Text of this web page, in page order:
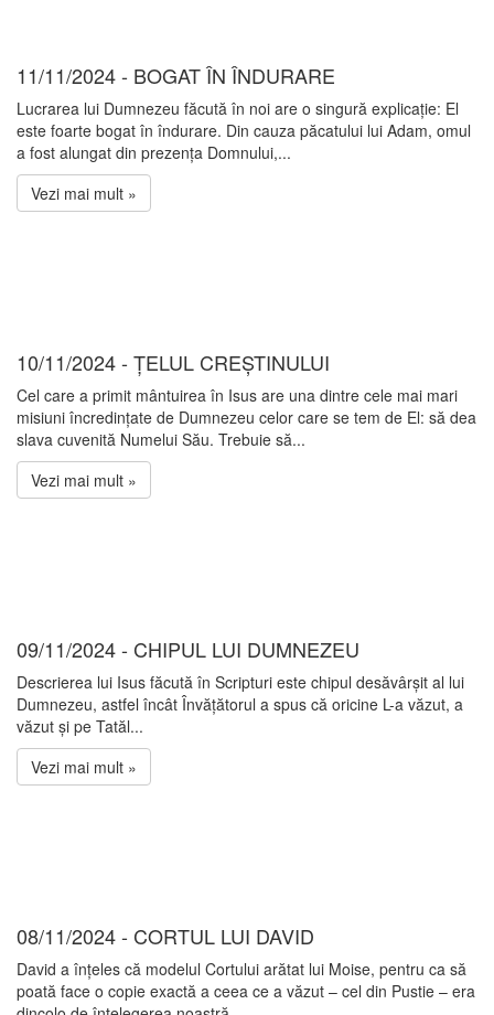
11/11/2024 - BOGAT ÎN ÎNDURARE
Lucrarea lui Dumnezeu făcută în noi are o singură explicație: El
este foarte bogat în îndurare. Din cauza păcatului lui Adam, omul
a fost alungat din prezența Domnului,...
Vezi mai mult »
10/11/2024 - ȚELUL CREȘTINULUI
Cel care a primit mântuirea în Isus are una dintre cele mai mari
misiuni încredințate de Dumnezeu celor care se tem de El: să dea
slava cuvenită Numelui Său. Trebuie să...
Vezi mai mult »
09/11/2024 - CHIPUL LUI DUMNEZEU
Descrierea lui Isus făcută în Scripturi este chipul desăvârșit al lui
Dumnezeu, astfel încât Învățătorul a spus că oricine L-a văzut, a
văzut și pe Tatăl...
Vezi mai mult »
08/11/2024 - CORTUL LUI DAVID
David a înțeles că modelul Cortului arătat lui Moise, pentru ca să
poată face o copie exactă a ceea ce a văzut – cel din Pustie – era